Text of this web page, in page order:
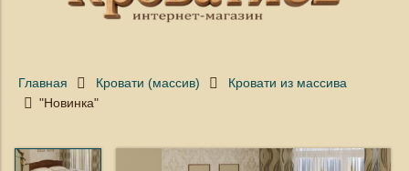
Главная Кровати (массив)
Кровати из массива
"Новинка"